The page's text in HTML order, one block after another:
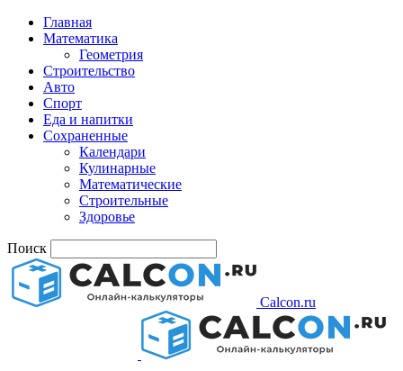
Главная
Математика
Геометрия
Строительство
Авто
Спорт
Еда и напитки
Сохраненные
Календари
Кулинарные
Математические
Строительные
Здоровье
Поиск
Calcon.ru